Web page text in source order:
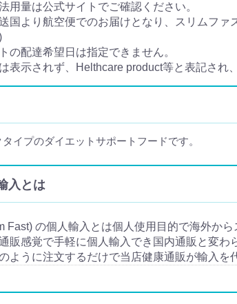
用量は公式サイトでご確認ください。
国より航空便でのお届けとなり、スリムフ
の配達希望日は指定できません。
表示されず、Helthcare product等と表記され
イプのダイエットサポートフードです。
入とは
Fast) の個人輸入とは個人使用目的で海外か
販感覚で手軽に個人輸入でき国内通販と変わ
ように注文するだけで当店健康通販が輸入